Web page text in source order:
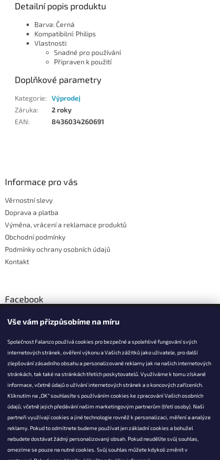
Vše vám přizpůsobíme na míru
Společnost Falanzo používá cookies pro bezpečné a spolehlivé fungování svých
internetových stránek, ověření výkonu a Vašich zážitků jako uživatele, pro další
zlepšování zásadního obsahu a personalizované reklamy jak na našich internetových
stránkách, tak také na stránkách třetích poskytovatelů. Využíváme k tomu získané
informace, včetně údajů o užívání internetových stránek a o koncových zařízeních.
Kliknutím na „OK“ souhlasíte s používáním cookies ke zpracování Vašich osobních
údajů, včetně jejich předávání našim marketingovým partnerům (třetí osoby). Naši
partneři využívají cookies a jiné technologie rovněž k personalizaci, měření a analýze
reklamy. Pokud to odmítnete budeme používat jen základní cookies a bohužel
nebudete dostávat žádný personalizovaný obsah. Pokud neudělíte svůj souhlas,
omezíme se pouze na nutné cookies. Svůj souhlas můžete kdykoli změnit v
Detailní popis produktu
Barva: Černá
Kompatibilní: Philips
Vlastnosti:
Snadné pro používání
Připraven k použití
Doplňkové parametry
Kategorie: Výprodej
Záruka:
2 roky
EAN: 8436034260691
Informace pro vás
Věrnostní slevy
Doprava a platba
Výměna, vrácení a reklamace produktů
Obchodní podmínky
Podmínky ochrany osobních údajů
Kontakt
Facebook
KONTAKT
info@falanzo.cz
Falanzo.cz
FalanzoCZ